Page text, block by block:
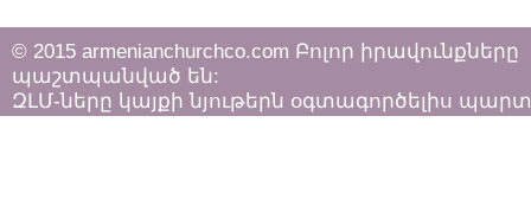
© 2015 armenianchurchco.com Բոլոր իրավունքները
պաշտպանված են:
ԶԼՄ-ները կայքի նյութերն օգտագործելիս